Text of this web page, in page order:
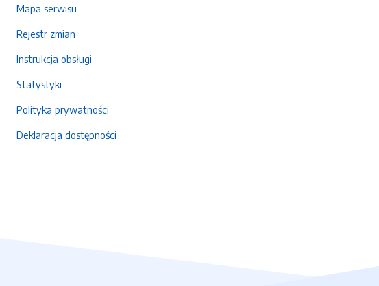
Mapa serwisu
Rejestr zmian
Instrukcja obsługi
Statystyki
Polityka prywatności
Deklaracja dostępności